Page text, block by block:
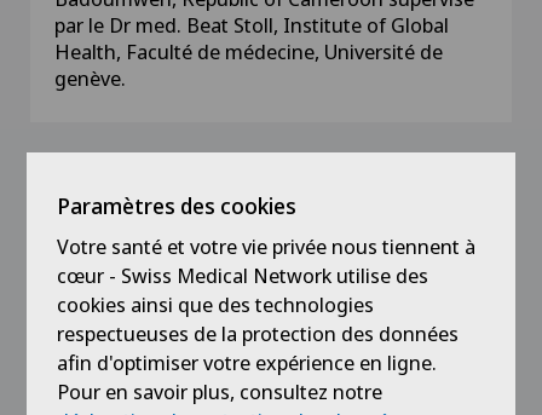
par le Dr med. Beat Stoll, Institute of Global
Health, Faculté de médecine, Université de
genève.
Formation
2015
Spécialiste FMH en orthopédie et
traumatologie de l’appareil locomoteur
2007
Paramètres des cookies
Votre santé et votre vie privée nous tiennent à
cœur - Swiss Medical Network utilise des
cookies ainsi que des technologies
respectueuses de la protection des données
afin d'optimiser votre expérience en ligne.
Pour en savoir plus, consultez notre